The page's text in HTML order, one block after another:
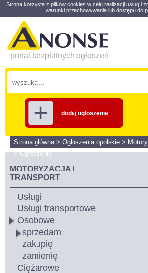
Strona korzysta z plików cookies w celu realizacji usług i
warunki przechowywania lub dostępu do
portal bezpłatnych ogłoszeń
dodaj ogłoszenie
Strona główna> Ogłoszenia opolskie >
>Ogłoszenie
MOTORYZACJA I
TRANSPORT
Usługi
Usługi transportowe
Osobowe
sprzedam
zakupię
zamienię
Ciężarowe